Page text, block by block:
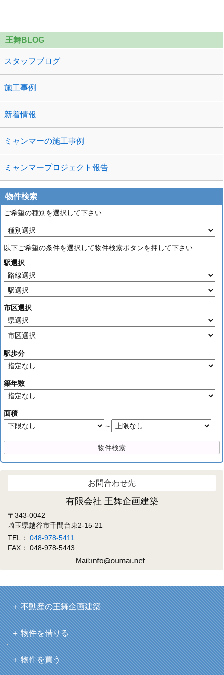
王舞BLOG
スタッフブログ
施工事例
新着情報
ミャンマーの施工事例
ミャンマープロジェクト報告
物件検索
ご希望の種別を選択して下さい
以下ご希望の条件を選択して物件検索ボタンを押して下さい
駅選択
市区選択
駅歩分
築年数
面積
～
お問合わせ先
有限会社 王舞企画建築
〒343-0042
埼玉県越谷市千間台東2-15-21
TEL：048-978-5411
FAX： 048-978-5443
Mail:
不動産の王舞企画建築
物件を借りる
物件を買う